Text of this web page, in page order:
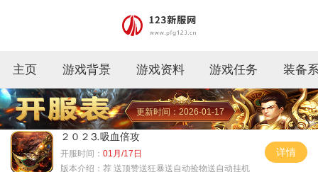
主页 游戏背景 游戏资料 游戏任务 装备
更新时间：2026-01-17
２０２⒊吸血倍攻
开服时间： 01月/17日
版本介绍： 荐 送顶赞送狂暴送自动捡物送自动挂机
详情